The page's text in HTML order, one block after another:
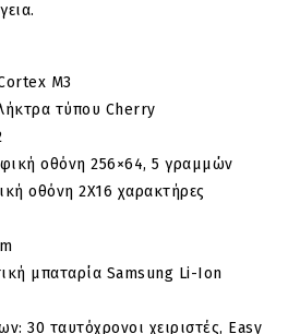
M3
τύπου Cherry
οθόνη 256×64, 5 γραμμών
οθόνη 2X16 χαρακτήρες
μπαταρία Samsung Li-Ion
30 ταυτόχρονοι χειριστές, Easy